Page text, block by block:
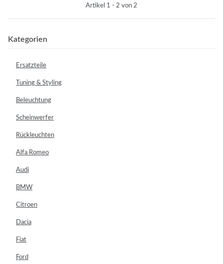
Artikel 1 - 2 von 2
Kategorien
Ersatzteile
Tuning & Styling
Beleuchtung
Scheinwerfer
Rückleuchten
Alfa Romeo
Audi
BMW
Citroen
Dacia
Fiat
Ford